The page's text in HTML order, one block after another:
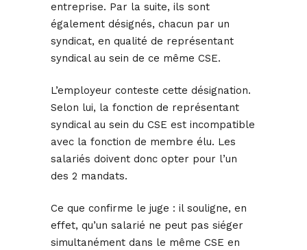
entreprise. Par la suite, ils sont
également désignés, chacun par un
syndicat, en qualité de représentant
syndical au sein de ce même CSE.
L’employeur conteste cette désignation.
Selon lui, la fonction de représentant
syndical au sein du CSE est incompatible
avec la fonction de membre élu. Les
salariés doivent donc opter pour l’un
des 2 mandats.
Ce que confirme le juge : il souligne, en
effet, qu’un salarié ne peut pas siéger
simultanément dans le même CSE en